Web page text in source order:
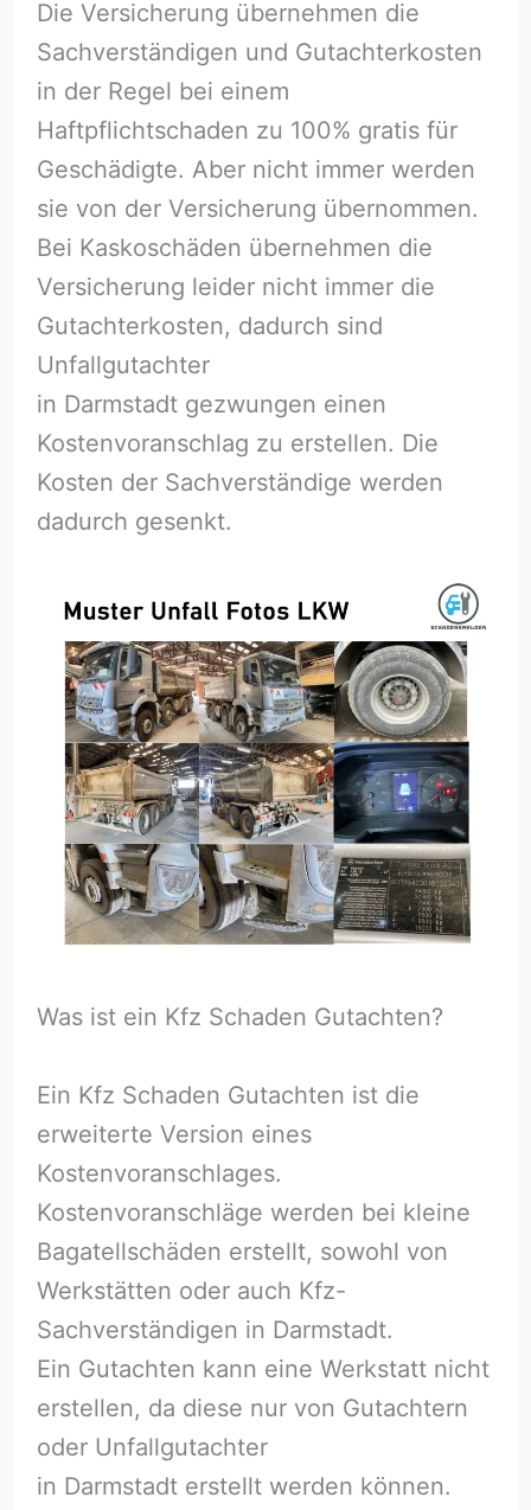
Die Versicherung übernehmen die
Sachverständigen und Gutachterkosten
in der Regel bei einem
Haftpflichtschaden zu 100% gratis für
Geschädigte. Aber nicht immer werden
sie von der Versicherung übernommen.
Bei Kaskoschäden übernehmen die
Versicherung leider nicht immer die
Gutachterkosten, dadurch sind
Unfallgutachter
in Darmstadt gezwungen einen
Kostenvoranschlag zu erstellen. Die
Kosten der Sachverständige werden
dadurch gesenkt.
Was ist ein Kfz Schaden Gutachten?
Ein Kfz Schaden Gutachten ist die
erweiterte Version eines
Kostenvoranschlages.
Kostenvoranschläge werden bei kleine
Bagatellschäden erstellt, sowohl von
Werkstätten oder auch Kfz-
Sachverständigen in Darmstadt.
Ein Gutachten kann eine Werkstatt nicht
erstellen, da diese nur von Gutachtern
oder Unfallgutachter
in Darmstadt erstellt werden können.